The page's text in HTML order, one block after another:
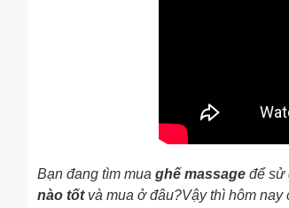
Bạn đang tìm mua ghế massage để sử
nào tốtvà mua ở đâu?Vậy thì hôm nay